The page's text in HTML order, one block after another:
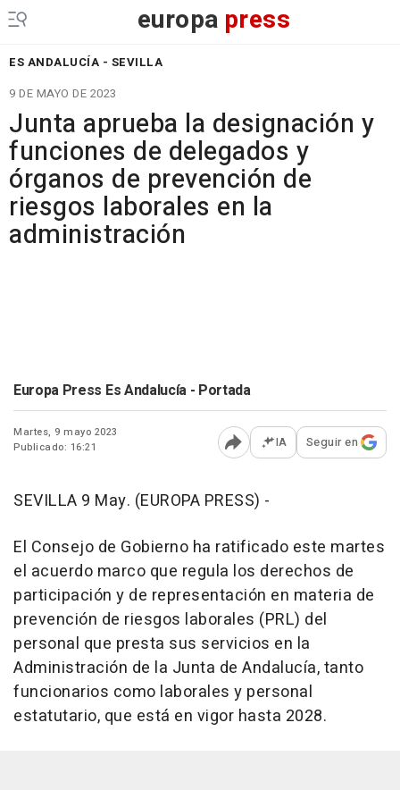
europa press
ES ANDALUCÍA - SEVILLA
9 DE MAYO DE 2023
Junta aprueba la designación y
funciones de delegados y
órganos de prevención de
riesgos laborales en la
administración
Europa Press Es Andalucía - Portada
Martes, 9 mayo 2023
Publicado: 16:21
Abrir opciones para
IA Seguir en
SEVILLA 9 May. (EUROPA PRESS) -
El Consejo de Gobierno ha ratificado este martes
el acuerdo marco que regula los derechos de
participación y de representación en materia de
prevención de riesgos laborales (PRL) del
personal que presta sus servicios en la
Administración de la Junta de Andalucía, tanto
funcionarios como laborales y personal
estatutario, que está en vigor hasta 2028.